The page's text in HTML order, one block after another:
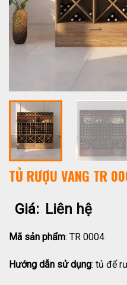
TỦ RƯỢU VANG TR
Giá: Liên hệ
Mã sản phẩm: TR 0004
Hướng dẫn sử dụng: tủ để